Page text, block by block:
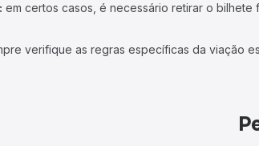
em certos casos, é necessário retirar o bilhete
verifique as regras específicas da viação